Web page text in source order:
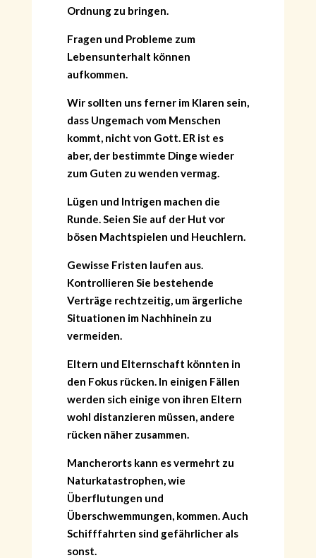
Ordnung zu bringen.
Fragen und Probleme zum
Lebensunterhalt können
aufkommen.
Wir sollten uns ferner im Klaren sein,
dass Ungemach vom Menschen
kommt, nicht von Gott. ER ist es
aber, der bestimmte Dinge wieder
zum Guten zu wenden vermag.
Lügen und Intrigen machen die
Runde. Seien Sie auf der Hut vor
bösen Machtspielen und Heuchlern.
Gewisse Fristen laufen aus.
Kontrollieren Sie bestehende
Verträge rechtzeitig, um ärgerliche
Situationen im Nachhinein zu
vermeiden.
Eltern und Elternschaft könnten in
den Fokus rücken. In einigen Fällen
werden sich einige von ihren Eltern
wohl distanzieren müssen, andere
rücken näher zusammen.
Mancherorts kann es vermehrt zu
Naturkatastrophen, wie
Überflutungen und
Überschwemmungen, kommen. Auch
Schifffahrten sind gefährlicher als
sonst.